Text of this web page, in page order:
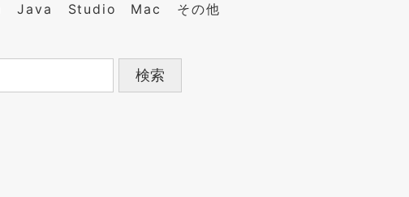
Java Studio Mac その他